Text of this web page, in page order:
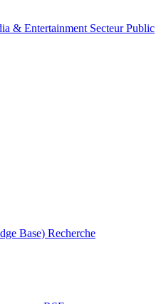
& Entertainment Secteur Public
Base) Recherche